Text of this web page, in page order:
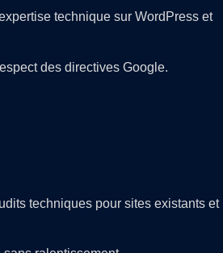
technique sur WordPress et
des directives Google.
techniques pour sites existants et